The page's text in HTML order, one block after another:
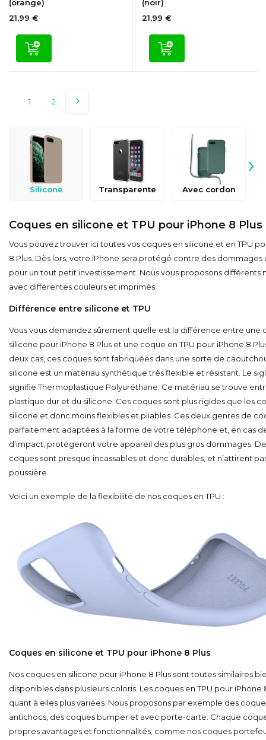
(orange)
21,99 €
(noir)
21,99 €
1 2
Silicone Transparente Avec cordon
›
Coques en silicone et TPU pour iPhone 8 Plus
Vous pouvez trouver ici toutes vos coques en silicone et en TPU
8 Plus. Dès lors, votre iPhone sera protégé contre des dommages
pour un tout petit investissement. Nous vous proposons différents
avec différentes couleurs et imprimés.
Différence entre silicone et TPU
Vous vous demandez sûrement quelle est la différence entre une
silicone pour iPhone 8 Plus et une coque en TPU pour iPhone 8
deux cas, ces coques sont fabriquées dans une sorte de
silicone est un matériau synthétique très flexible et résistant. Le
signifie Thermoplastique Polyuréthane. Ce matériau se trouve
plastique dur et du silicone. Ces coques sont plus rigides que les
silicone et donc moins flexibles et pliables. Ces deux genres de
parfaitement adaptées à la forme de votre téléphone et, en cas
d’impact, protégeront votre appareil des plus gros dommages.
coques sont presque incassables et donc durables, et n’attirent
poussière.
Voici un exemple de la flexibilité de nos coques en TPU :
Coques en silicone et TPU pour iPhone 8 Plus
Nos coques en silicone pour iPhone 8 Plus sont toutes similaires
disponibles dans plusieurs coloris. Les coques en TPU pour iPhone
quant à elles plus variées. Nous proposons par exemple des
antichocs, des coques bumper et avec porte-carte. Chaque
propres avantages et fonctionnalités, comme nos coques